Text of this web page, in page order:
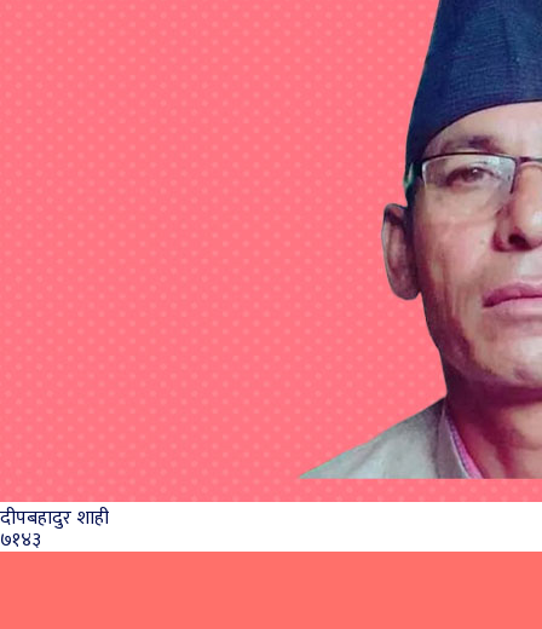
दीपबहादुर शाही
७१४३